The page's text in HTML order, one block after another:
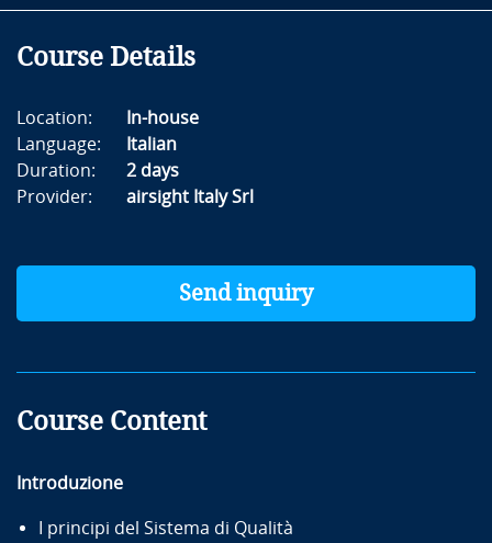
Course Details
Location:
In-house
Language:
Italian
Duration:
2 days
Provider:
airsight Italy Srl
Send inquiry
Course Content
Introduzione
I principi del Sistema di Qualità